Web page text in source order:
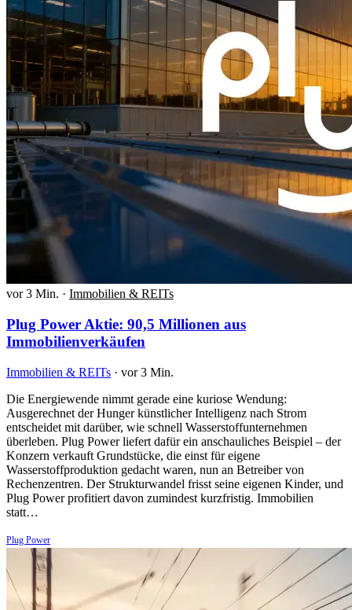
vor 3 Min. · Immobilien & REITs
Plug Power Aktie: 90,5 Millionen aus
Immobilienverkäufen
Immobilien & REITs · vor 3 Min.
Die Energiewende nimmt gerade eine kuriose Wendung:
Ausgerechnet der Hunger künstlicher Intelligenz nach Strom
entscheidet mit darüber, wie schnell Wasserstoffunternehmen
überleben. Plug Power liefert dafür ein anschauliches Beispiel – der
Konzern verkauft Grundstücke, die einst für eigene
Wasserstoffproduktion gedacht waren, nun an Betreiber von
Rechenzentren. Der Strukturwandel frisst seine eigenen Kinder, und
Plug Power profitiert davon zumindest kurzfristig. Immobilien
statt…
Plug Power